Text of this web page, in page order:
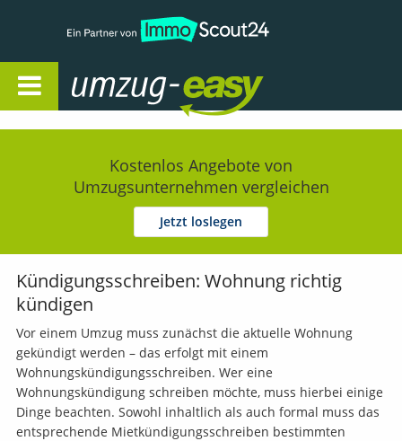
Kostenlos Angebote von
Umzugsunternehmen vergleichen
Jetzt loslegen
Kündigungsschreiben: Wohnung richtig
kündigen
Vor einem Umzug muss zunächst die aktuelle Wohnung
gekündigt werden – das erfolgt mit einem
Wohnungskündigungsschreiben. Wer eine
Wohnungskündigung schreiben möchte, muss hierbei einige
Dinge beachten. Sowohl inhaltlich als auch formal muss das
entsprechende Mietkündigungsschreiben bestimmten